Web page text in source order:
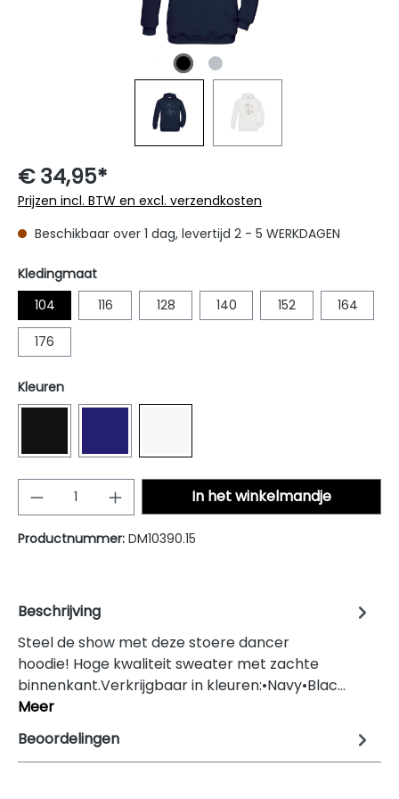
€ 34,95*
Prijzen incl. BTW en excl. verzendkosten
Beschikbaar over 1 dag, levertijd 2 - 5 WERKDAGEN
Selecteer
Kledingmaat
104
116 128 140 152 164
176
Selecteer
Kleuren
Producthoeveelheid: Voer de
In het winkelmandje
Productnummer: DM10390.15
Beschrijving
Steel de show met deze stoere dancer
hoodie! Hoge kwaliteit sweater met zachte
binnenkant.Verkrijgbaar in kleuren:•Navy•Blac…
Meer
Beoordelingen